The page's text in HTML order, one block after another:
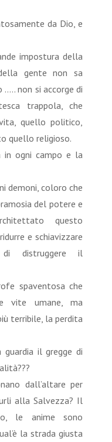
da Dio, e
impostura della
gente non sa
non si accorge di
trappola, che
quello politico,
quello religioso.
in ogni campo e la
demoni, coloro che
del potere e
questo
e schiavizzare
distruggere il
spaventosa che
vite umane, ma
terribile, la perdita
il gregge di
dall’altare per
alla Salvezza? Il
le anime sono
la strada giusta